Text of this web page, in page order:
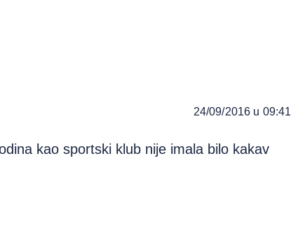
24/09/2016 u 09:41
kao sportski klub nije imala bilo kakav